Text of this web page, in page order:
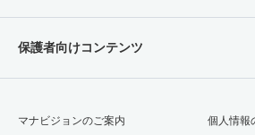
保護者向けコンテンツ
マナビジョンのご案内 個人情報